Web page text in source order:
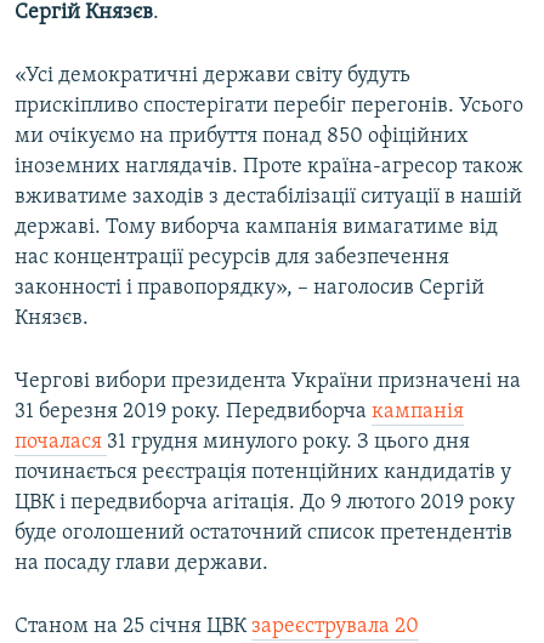
Сергій Князєв.
«Усі демократичні держави світу будуть
прискіпливо спостерігати перебіг перегонів. Усього
ми очікуємо на прибуття понад 850 офіційних
іноземних наглядачів. Проте країна-агресор також
вживатиме заходів з дестабілізації ситуації в нашій
державі. Тому виборча кампанія вимагатиме від
нас концентрації ресурсів для забезпечення
законності і правопорядку», – наголосив Сергій
Князєв.
Чергові вибори президента України призначені на
31 березня 2019 року. Передвиборча кампанія
почалася 31 грудня минулого року. З цього дня
починається реєстрація потенційних кандидатів у
ЦВК і передвиборча агітація. До 9 лютого 2019 року
буде оголошений остаточний список претендентів
на посаду глави держави.
Станом на 25 січня ЦВКзареєструвала 20